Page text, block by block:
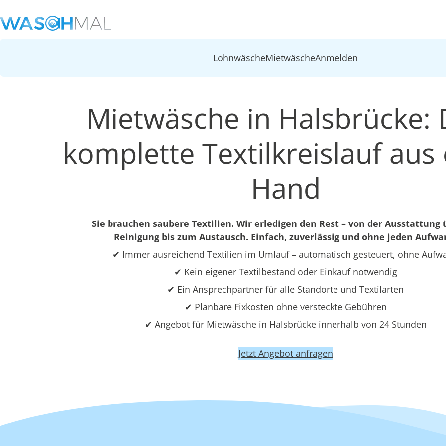
LohnwäscheMietwäscheAnmelden
Mietwäsche in Halsbrücke:
komplette Textilkreislauf aus
Hand
Sie brauchen saubere Textilien. Wir erledigen den Rest – von der Ausstattung
Reinigung bis zum Austausch. Einfach, zuverlässig und ohne jeden
✔ Immer ausreichend Textilien im Umlauf – automatisch gesteuert, ohne
✔ Kein eigener Textilbestand oder Einkauf notwendig
✔ Ein Ansprechpartner für alle Standorte und Textilarten
✔ Planbare Fixkosten ohne versteckte Gebühren
✔ Angebot für Mietwäsche in Halsbrücke innerhalb von 24 Stunden
Jetzt Angebot anfragen